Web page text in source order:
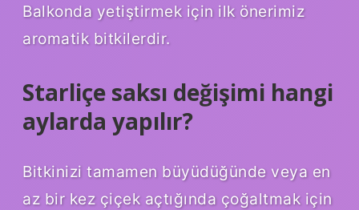
Balkonda yetiştirmek için ilk önerimiz
aromatik bitkilerdir.
Starliçe saksı değişimi hangi
aylarda yapılır?
Bitkinizi tamamen büyüdüğünde veya en
az bir kez çiçek açtığında çoğaltmak için